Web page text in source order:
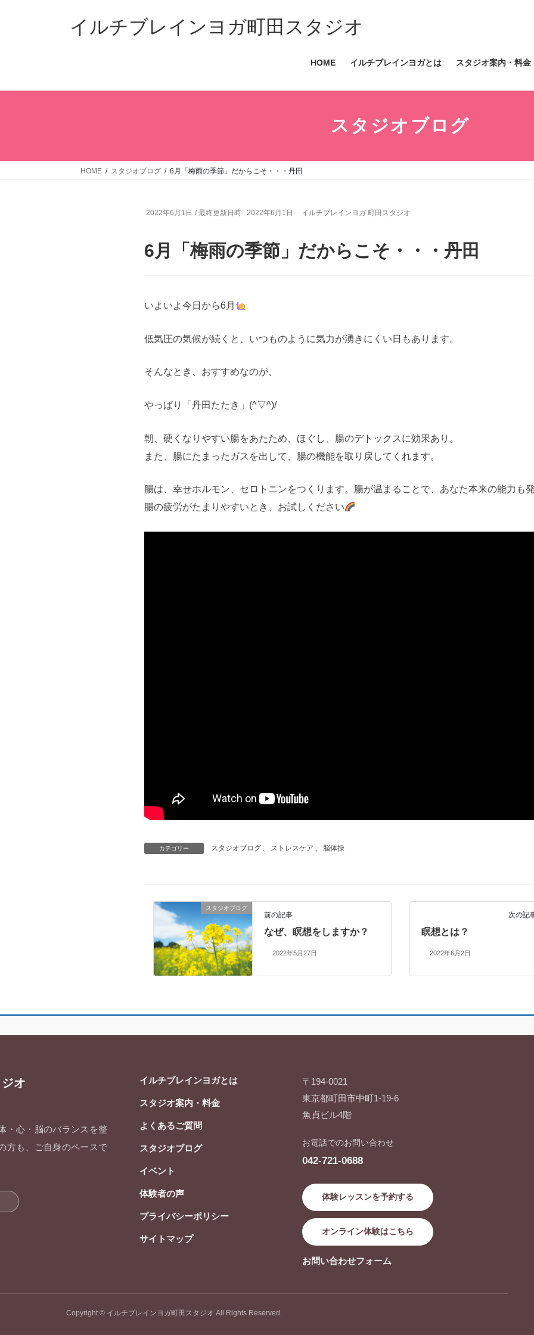
ス
ン
イルチブレインヨガ町田スタジオ
HOME イルチブレインヨガとは スタジオ案内・料金
スタジオブログ
HOME スタジオブログ 6月「梅雨の季節」だからこそ・・・丹田
2022年6月1日 / 最終更新日時 : 2022年6月1日 イルチブレインヨガ 町田スタジオ
6月「梅雨の季節」だからこそ・・・丹田
いよいよ今日から6月
低気圧の気候が続くと、いつものように気力が湧きにくい日もあります。
そんなとき、おすすめなのが、
やっぱり「丹田たたき」(^▽^)/
朝、硬くなりやすい腸をあたため、ほぐし、腸のデトックスに効果あり。
また、腸にたまったガスを出して、腸の機能を取り戻してくれます。
腸は、幸せホルモン、セロトニンをつくります。腸が温まることで、あなた本来の能力も
腸の疲労がたまりやすいとき、お試しください
カテゴリー スタジオブログ 、 ストレスケア 、 脳体操
スタジオブログ
前の記事
なぜ、瞑想をしますか？
2022年5月27日
次の記
瞑想とは？
2022年6月2日
オ
・心・脳のバランスを整
方も、ご自身のペースで
イルチブレインヨガとは
スタジオ案内・料金
よくあるご質問
スタジオブログ
イベント
体験者の声
プライバシーポリシー
サイトマップ
〒194-0021
東京都町田市中町1-19-6
魚貞ビル4階
お電話でのお問い合わせ
042-721-0688
体験レッスンを予約する
オンライン体験はこちら
お問い合わせフォーム
Copyright © イルチブレインヨガ町田スタジオ All Rights Reserved.